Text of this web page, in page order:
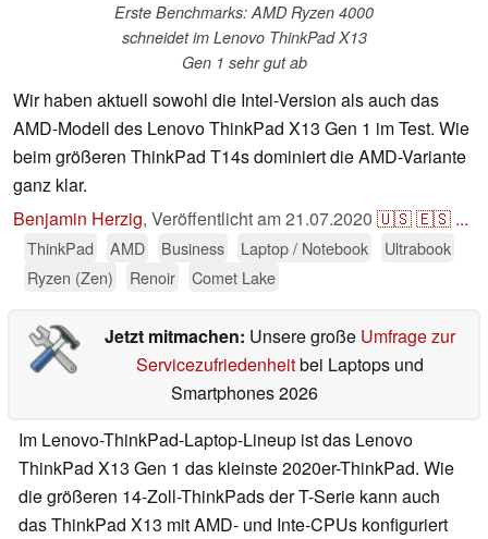
Erste Benchmarks: AMD Ryzen 4000
schneidet im Lenovo ThinkPad X13
Gen 1 sehr gut ab
Wir haben aktuell sowohl die Intel-Version als auch das
AMD-Modell des Lenovo ThinkPad X13 Gen 1 im Test. Wie
beim größeren ThinkPad T14s dominiert die AMD-Variante
ganz klar.
Benjamin Herzig, Veröffentlicht am21.07.2020 🇺🇸🇪🇸 ...
ThinkPad AMD Business Laptop / Notebook
Ultrabook
Ryzen (Zen)
Renoir Comet Lake
Jetzt mitmachen: Unsere große Umfrage zur
Servicezufriedenheitbei Laptops und
Smartphones 2026
Im Lenovo-ThinkPad-Laptop-Lineup ist das Lenovo
ThinkPad X13 Gen 1 das kleinste 2020er-ThinkPad. Wie
die größeren 14-Zoll-ThinkPads der T-Serie kann auch
das ThinkPad X13 mit AMD- und Inte-CPUs konfiguriert